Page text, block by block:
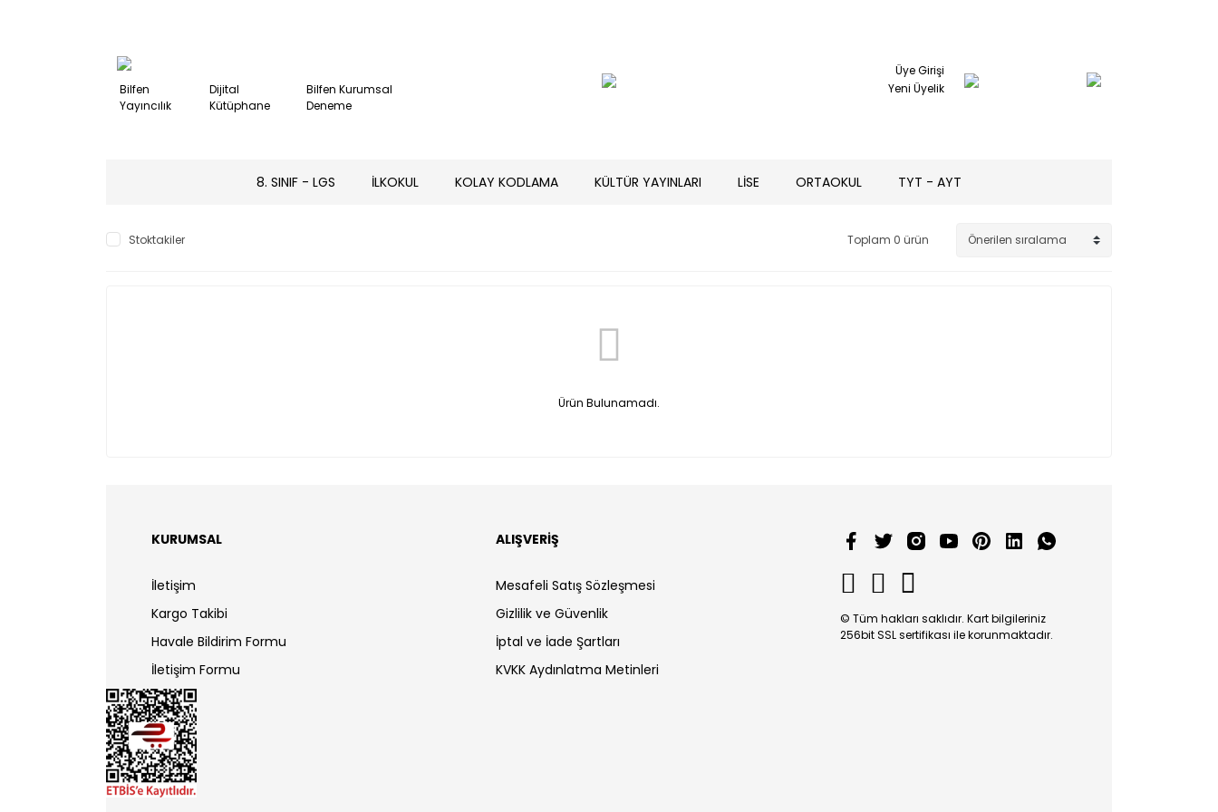
Bilfen
Yayıncılık
Dijital
Kütüphane
Bilfen Kurumsal
Deneme
Üye Girişi
Yeni Üyelik
8. SINIF - LGS İLKOKUL KOLAY KODLAMA KÜLTÜR YAYINLARI LİSE ORTAOKUL TYT - AYT
Stoktakiler Toplam 0 ürün
Ürün Bulunamadı.
KURUMSAL
İletişim
Kargo Takibi
Havale Bildirim Formu
İletişim Formu
ALIŞVERİŞ
Mesafeli Satış Sözleşmesi
Gizlilik ve Güvenlik
İptal ve İade Şartları
KVKK Aydınlatma Metinleri
© Tüm hakları saklıdır. Kart bilgileriniz
256bit SSL sertifikası ile korunmaktadır.